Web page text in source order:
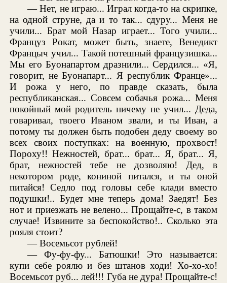
— Нет, не играю... Играл когда-то на скрипке,
на одной струне, да и то так... сдуру... Меня не
учили... Брат мой Назар играет... Того учили...
Француз Рокат, может быть, знаете, Венедикт
Францыч учил... Такой потешный французишка...
Мы его Буонапартом дразнили... Сердился... «Я,
говорит, не Буонапарт... Я республик Франце»...
И рожа у него, по правде сказать, была
республиканская... Совсем собачья рожа... Меня
покойный мой родитель ничему не учил... Деда,
говаривал, твоего Иваном звали, и ты Иван, а
потому ты должен быть подобен деду своему во
всех своих поступках: на военную, прохвост!
Пороху!! Нежностей, брат... брат... Я, брат... Я,
брат, нежностей тебе не дозволяю! Дед, в
некотором роде, кониной питался, и ты оной
питайся! Седло под головы себе клади вместо
подушки!.. Будет мне теперь дома! Заедят! Без
нот и приезжать не велено... Прощайте-с, в таком
случае! Извините за беспокойство!.. Сколько эта
рояля стоит?
— Восемьсот рублей!
— Фу-фу-фу... Батюшки! Это называется:
купи себе роялю и без штанов ходи! Хо-хо-хо!
Восемьсот руб... лей!!! Губа не дура! Прощайте-с!